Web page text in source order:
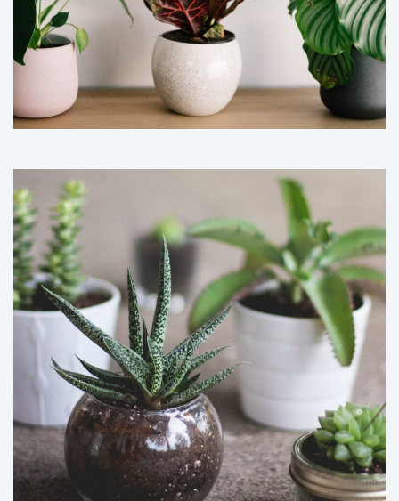
初めての方
料金